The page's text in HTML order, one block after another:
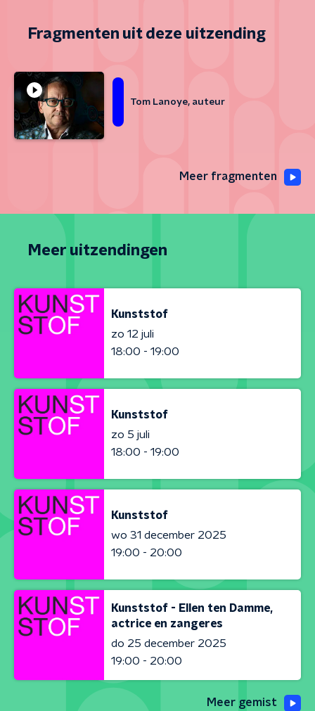
Fragmenten uit deze uitzending
Tom Lanoye, auteur
Meer fragmenten
Meer uitzendingen
Kunststof
zo 12 juli
18:00 - 19:00
Kunststof
zo 5 juli
18:00 - 19:00
Kunststof
wo 31 december 2025
19:00 - 20:00
Kunststof - Ellen ten Damme,
actrice en zangeres
do 25 december 2025
19:00 - 20:00
Meer gemist